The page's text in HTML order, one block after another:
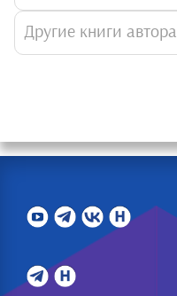
Другие книги автора